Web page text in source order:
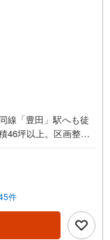
線「豊田」駅へも徒
46坪以上。区画整理
、理想の邸宅を建築
、ベビーベッドや キ
小さなお子様連れ
請求、住宅ローンの
！スタッフ25名でお
多数ご用意しており
件